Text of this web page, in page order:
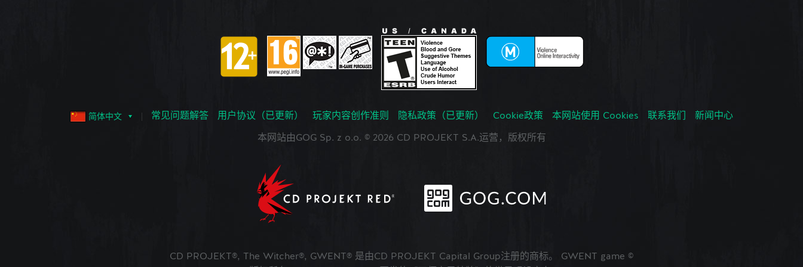
简体中文 常见问题解答 用户协议（已更新） 玩家内容创作准则 隐私政策（已更新） Cookie政策 本网站使用 Cookies 联系我们 新闻中心
本网站由GOG Sp. z o.o. © 2026 CD PROJEKT S.A.运营，版权所有
CD PROJEKT®, The Witcher®, GWENT® 是由CD PROJEKT Capital Group注册的商标。 GWENT game ©